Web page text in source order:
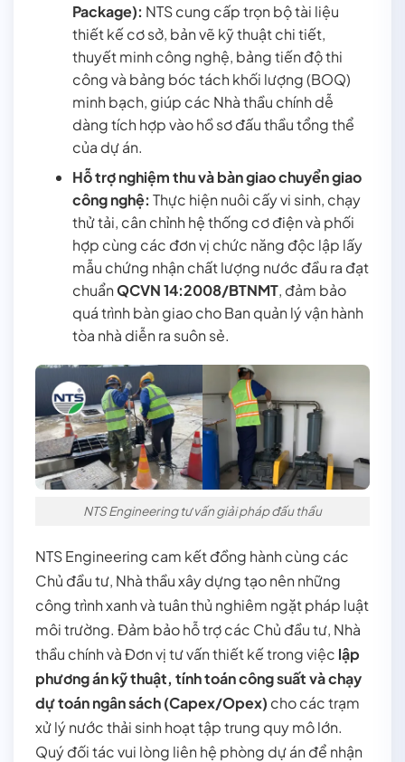
Package): NTS cung cấp trọn bộ tài liệu
thiết kế cơ sở, bản vẽ kỹ thuật chi tiết,
thuyết minh công nghệ, bảng tiến độ thi
công và bảng bóc tách khối lượng (BOQ)
minh bạch, giúp các Nhà thầu chính dễ
dàng tích hợp vào hồ sơ đấu thầu tổng thể
của dự án.
Hỗ trợ nghiệm thu và bàn giao chuyển giao
công nghệ: Thực hiện nuôi cấy vi sinh, chạy
thử tải, cân chỉnh hệ thống cơ điện và phối
hợp cùng các đơn vị chức năng độc lập lấy
mẫu chứng nhận chất lượng nước đầu ra đạt
chuẩnQCVN 14:2008/BTNMT, đảm bảo
quá trình bàn giao cho Ban quản lý vận hành
tòa nhà diễn ra suôn sẻ.
NTS Engineering tư vấn giải pháp đấu thầu
NTS Engineering cam kết đồng hành cùng các
Chủ đầu tư, Nhà thầu xây dựng tạo nên những
công trình xanh và tuân thủ nghiêm ngặt pháp luật
môi trường. Đảm bảo hỗ trợ các Chủ đầu tư, Nhà
thầu chính và Đơn vị tư vấn thiết kế trong việc lập
phương án kỹ thuật, tính toán công suất và chạy
dự toán ngân sách (Capex/Opex) cho các trạm
xử lý nước thải sinh hoạt tập trung quy mô lớn.
Quý đối tác vui lòng liên hệ phòng dự án để nhận